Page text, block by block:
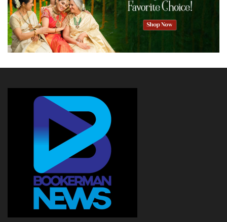
1970ലെത്തിയപ്പോല്‍ 135 രൂപയായി ഉയര്‍ന്നു. 75ല്‍ 396
രൂപയായി. 1990കളിലാണ് വില 2,400ന് മുകളില്‍
എത്തുന്നത്. 2000മായപ്പോള്‍ 3,212 രൂപയിലേയ്ക്കും
2006 ആയപ്പോള്‍ 6,255 രൂപയിലേയ്ക്കും ഉയര്‍ന്നു.
രൂപയും കടന്നു.
ഉത്പാദിപ്പിക്കുന്നത് ചൈനയിലാണ്. ലോകത്തെ ആകെ
ഉത്പാദനത്തിന്റെ 12 ശതമാനം വരുമിത്. 399.7 ടണ്‍
ആണ് ശരാശരി ഉത്പാദനം. 312.2 ടണ്‍ ഉത്പാദിപ്പിക്കുന്ന
ആസ്‌ട്രേലിയയാണ് രണ്ടാമത്. അവരുടെ ജി.ഡി.പിയുടെ
എട്ട് ശതമാനവും ഇതില്‍ നിന്നാണ്. റഷ്യ(281)യാണ്
മൂന്നാം സ്ഥാനത്ത്. അമേരിക്ക (253.2), കാനഡ(193 ),
ഇന്ത്യോനേഷ്യ (190 ), പെറു(155.4),സൗത്ത്
ആഫ്രിക്ക(123.5 ), മെക്‌സിക്കോ(121), ഘാന(101.8 )
എന്നിങ്ങനെയാണ് സ്വര്‍ണം ഉത്പ്പാദനത്തില്‍
മുന്നിലുള്ള രാജ്യങ്ങള്‍. ചൈനയും ഇന്ത്യയും